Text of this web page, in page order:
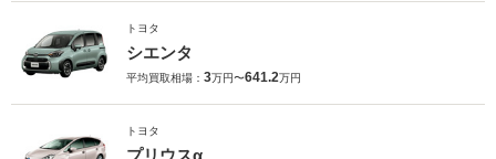
トヨタ
シエンタ
平均買取相場： 3万円〜641.2万円
トヨタ